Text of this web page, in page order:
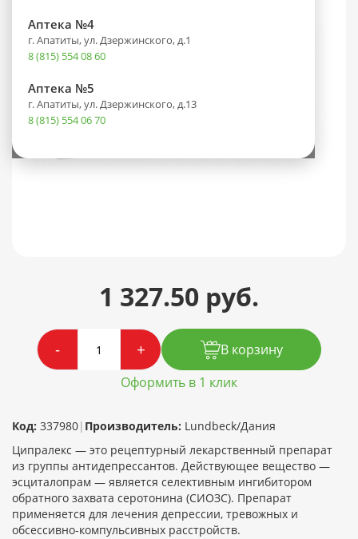
Аптека №4
г. Апатиты, ул. Дзержинского, д.1
8 (815) 554 08 60
Аптека №5
г. Апатиты, ул. Дзержинского, д.13
8 (815) 554 06 70
1 327.50 руб.
- +
В корзину
Оформить в 1 клик
Код: 337980| Производитель: Lundbeck/Дания
Ципралекс — это рецептурный лекарственный препарат
из группы антидепрессантов. Действующее вещество —
эсциталопрам — является селективным ингибитором
обратного захвата серотонина (СИОЗС). Препарат
применяется для лечения депрессии, тревожных и
обсессивно-компульсивных расстройств.